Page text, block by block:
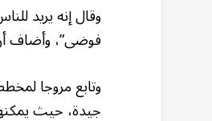
وقال إنه يريد
فوضى”، وأضاف
وتابع مروجا
جيدة، حيث